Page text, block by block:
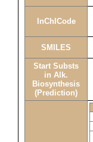
InChICode
SMILES
Start Substs
in Alk.
Biosynthesis
(Prediction)